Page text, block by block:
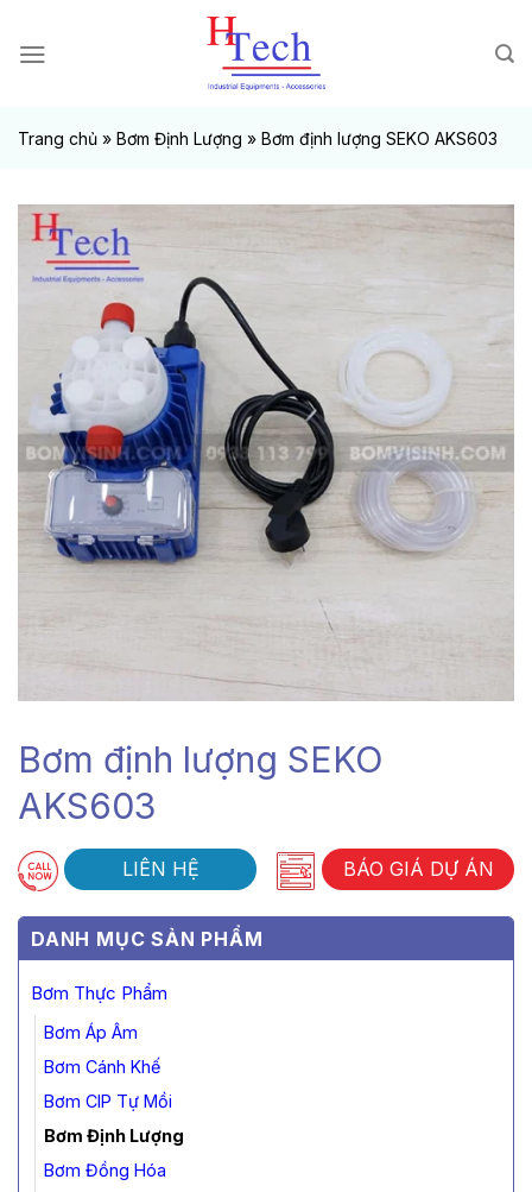
đến
Trang chủ » Bơm Định Lượng » Bơm định lượng SEKO AKS603
DANH MỤC SẢN PHẨM
Bơm Thực Phẩm
Bơm Áp Âm
Bơm Cánh Khế
Bơm CIP Tự Mồi
Bơm Định Lượng
Bơm Đồng Hóa
Bơm định lượng SEKO
AKS603
LIÊN HỆ BÁO GIÁ DỰ ÁN